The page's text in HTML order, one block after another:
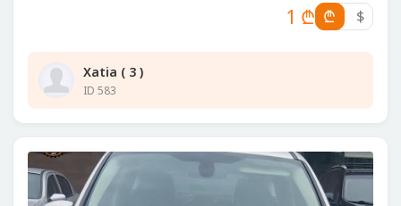
1 ₾ ₾ $
Xatia ( 3 )
ID 583